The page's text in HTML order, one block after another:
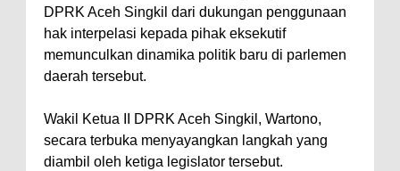
DPRK Aceh Singkil dari dukungan penggunaan
hak interpelasi kepada pihak eksekutif
memunculkan dinamika politik baru di parlemen
daerah tersebut.
Wakil Ketua II DPRK Aceh Singkil, Wartono,
secara terbuka menyayangkan langkah yang
diambil oleh ketiga legislator tersebut.